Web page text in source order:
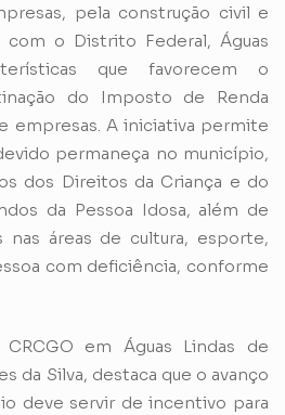
pela construção civil e
o Distrito Federal, Águas
que favorecem o
do Imposto de Renda
empresas. A iniciativa permite
permaneça no município,
dos Direitos da Criança e do
da Pessoa Idosa, além de
nas áreas de cultura, esporte,
com deficiência, conforme
em Águas Lindas de
da Silva, destaca que o avanço
deve servir de incentivo para